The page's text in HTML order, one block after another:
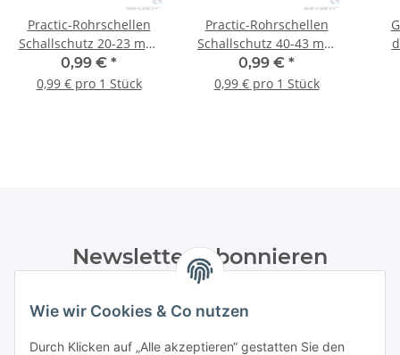
Wie wir Cookies & Co nutzen
Durch Klicken auf „Alle akzeptieren“ gestatten Sie den
Practic-Rohrschellen
Schallschutz 20-23 mm,
1/2" - M8/M10
0,99 € *
0,99 € pro 1 Stück
Practic-Rohrschellen
Schallschutz 40-43 mm
M8/M10 1 1/4" 1 Stück
0,99 € *
0,99 € pro 1 Stück
Newsletter Abonnieren
Datenschutzerklärungregelmäßig und jederzeit widerruflich